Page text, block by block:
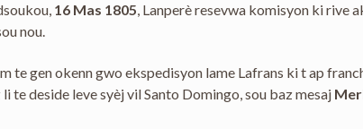
16 Mas 1805, Lanperè resevwa komisyon ki rive
nou.
te gen okenn gwo ekspedisyon lame Lafrans ki t ap
te deside leve syèj vil Santo Domingo, sou baz mesaj